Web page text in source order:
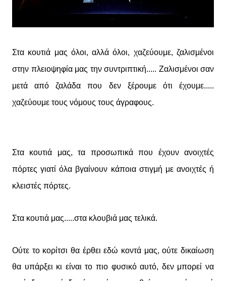
Στα κουτιά μας όλοι, αλλά όλοι, χαζεύουμε, ζαλισμένοι
στην πλειοψηφία μας την συντριπτική..... Ζαλισμένοι σαν
μετά από ζαλάδα που δεν ξέρουμε ότι έχουμε.....
χαζεύουμε τους νόμους τους άγραφους.
Στα κουτιά μας, τα προσωπικά που έχουν ανοιχτές
πόρτες γιατί όλα βγαίνουν κάποια στιγμή με ανοιχτές ή
κλειστές πόρτες.
Στα κουτιά μας.....στα κλουβιά μας τελικά.
Ούτε το κορίτσι θα έρθει εδώ κοντά μας, ούτε δικαίωση
θα υπάρξει κι είναι το πιο φυσικό αυτό, δεν μπορεί να